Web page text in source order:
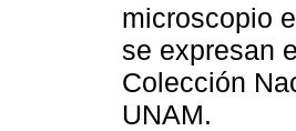
microscopio
se expresan
Colección
UNAM.